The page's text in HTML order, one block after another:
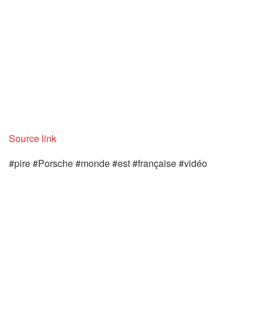
Source link
#pire #Porsche #monde #est #française #vidéo